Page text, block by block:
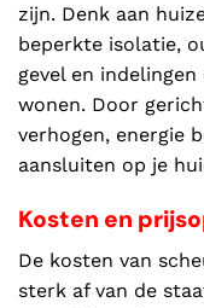
zijn. Denk aan
beperkte isolatie,
gevel en
wonen. Door
verhogen, energie
aansluiten op je
Kosten en
De kosten van
sterk af van de